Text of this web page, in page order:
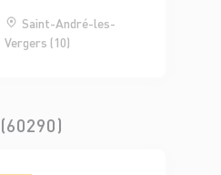
Saint-André-les-
Vergers (10)